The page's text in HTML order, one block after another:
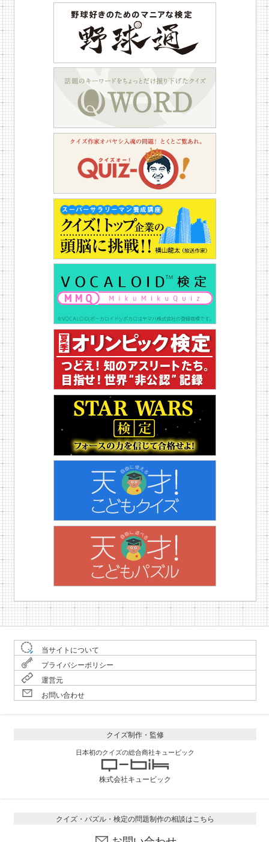
当サイトについて
プライバシーポリシー
運営元
お問い合わせ
クイズ制作・監修
日本初のクイズの総合商社キュービック
株式会社キュービック
クイズ・パズル・検定の問題制作の相談はこちら